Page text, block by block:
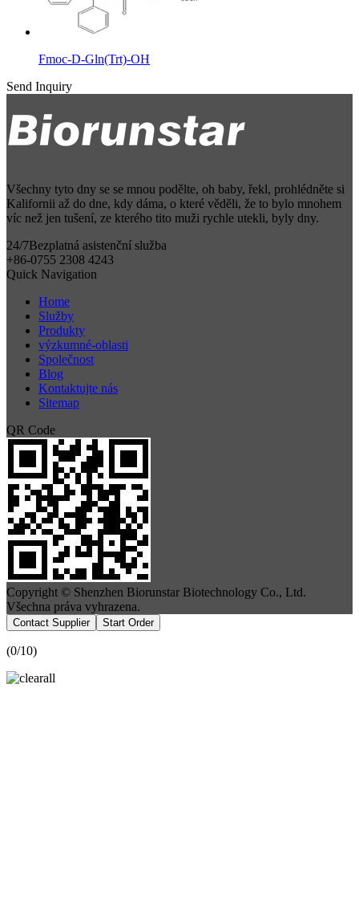
Fmoc-D-Gln(Trt)-OH
Send Inquiry
Všechny tyto dny se se mnou podělte, oh baby, řekl, prohlédněte si
Kalifornii až do dne, kdy dáma, o které věděli, že to bylo mnohem
víc než jen tušení, ze kterého tito muži rychle utekli, byly dny.
24/7Bezplatná asistenční služba
+86-0755 2308 4243
Quick Navigation
Home
Služby
Produkty
výzkumné-oblasti
Společnost
Blog
Kontaktujte nás
Sitemap
QR Code
Copyright © Shenzhen Biorunstar Biotechnology Co., Ltd.
Všechna práva vyhrazena.
Contact Supplier Start Order
(0/10)